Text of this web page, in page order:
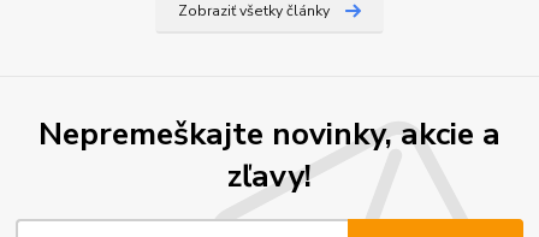
Zobraziť všetky články
Nepremeškajte novinky, akcie a
zľavy!